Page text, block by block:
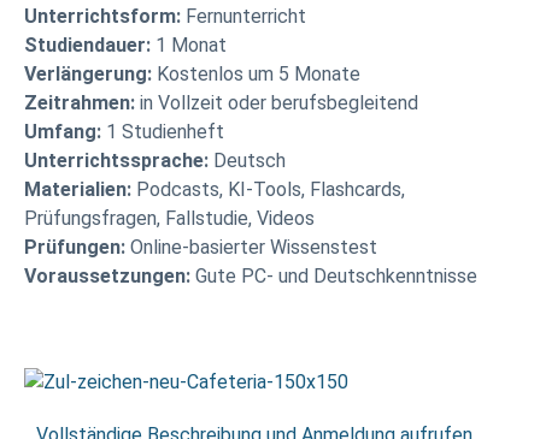
Unterrichtsform: Fernunterricht
Studiendauer: 1 Monat
Verlängerung: Kostenlos um 5 Monate
Zeitrahmen: in Vollzeit oder berufsbegleitend
Umfang: 1 Studienheft
Unterrichtssprache: Deutsch
Materialien: Podcasts, KI-Tools, Flashcards,
Prüfungsfragen, Fallstudie, Videos
Prüfungen: Online-basierter Wissenstest
Voraussetzungen: Gute PC- und Deutschkenntnisse